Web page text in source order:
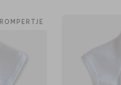
ROMPERTJE